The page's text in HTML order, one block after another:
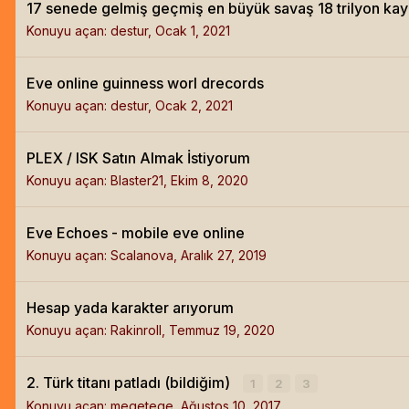
17 senede gelmiş geçmiş en büyük savaş 18 trilyon
Konuyu açan: destur, Ocak 1, 2021
Eve online guinness worl drecords
Konuyu açan: destur, Ocak 2, 2021
PLEX / ISK Satın Almak İstiyorum
Konuyu açan: Blaster21 Ekim 8, 2020
Eve Echoes - mobile eve online
Konuyu açan: Scalanova Aralık 27, 2019
Hesap yada karakter arıyorum
Konuyu açan: Rakinroll Temmuz 19, 2020
2. Türk titanı patladı (bildiğim) 1 2 3